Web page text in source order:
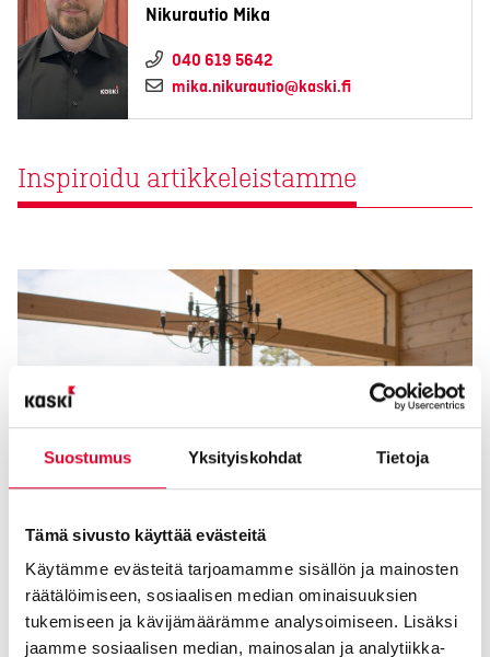
Suostumus Yksityiskohdat Tietoja
Tämä sivusto käyttää evästeitä
Käytämme evästeitä tarjoamamme sisällön ja mainosten
räätälöimiseen, sosiaalisen median ominaisuuksien
tukemiseen ja kävijämäärämme analysoimiseen. Lisäksi
jaamme sosiaalisen median, mainosalan ja analytiikka-
Nikurautio Mika
040 619 5642
mika.nikurautio@kaski.fi
Inspiroidu artikkeleistamme